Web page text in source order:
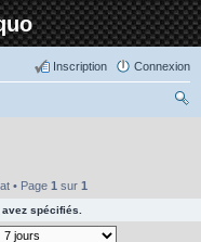
Connexion
Inscription
• Page 1 sur 1
spécifiés.